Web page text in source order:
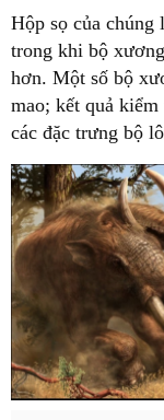
Hộp sọ của
trong khi bộ
hơn. Một số bộ
mao; kết quả
các đặc trưng bộ